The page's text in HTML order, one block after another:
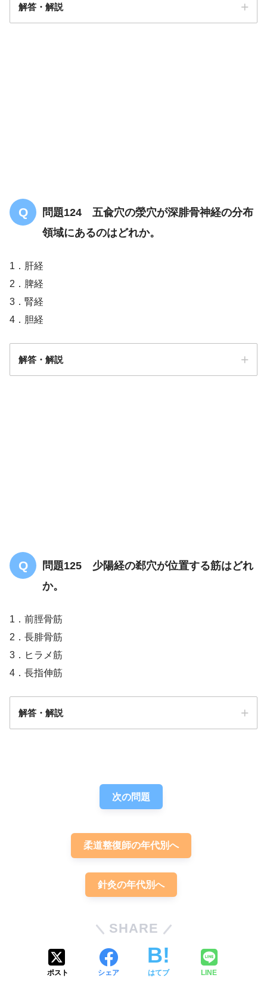
解答・解説
問題124 五兪穴の滎穴が深腓骨神経の分布
領域にあるのはどれか。
1．肝経
2．脾経
3．腎経
4．胆経
解答・解説
問題125 少陽経の郄穴が位置する筋はどれ
か。
1．前脛骨筋
2．長腓骨筋
3．ヒラメ筋
4．長指伸筋
解答・解説
次の問題
柔道整復師の年代別へ
針灸の年代別へ
SHARE
ポスト シェア はてブ LINE